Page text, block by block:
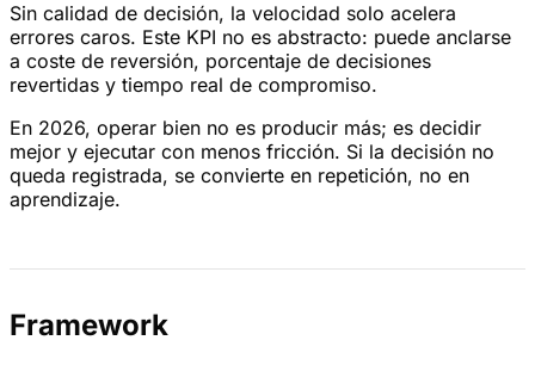
Sin calidad de decisión, la velocidad solo acelera
errores caros. Este KPI no es abstracto: puede anclarse
a coste de reversión, porcentaje de decisiones
revertidas y tiempo real de compromiso.
En 2026, operar bien no es producir más; es decidir
mejor y ejecutar con menos fricción. Si la decisión no
queda registrada, se convierte en repetición, no en
aprendizaje.
Framework